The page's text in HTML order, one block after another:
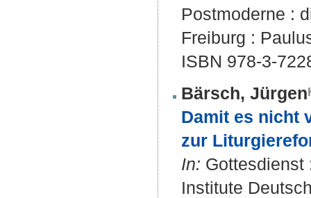
Postmoderne :
Freiburg :
ISBN 978-3-
Bärsch, Jürgen
Damit es nicht
zur
In: Gottesdienst
Institute